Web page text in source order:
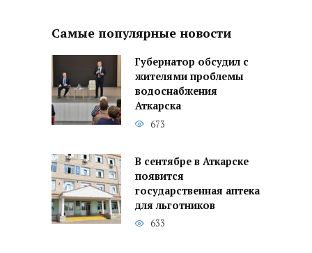
Самые популярные новости
Губернатор обсудил с
жителями проблемы
водоснабжения
Аткарска
673
В сентябре в Аткарске
появится
государственная аптека
для льготников
633